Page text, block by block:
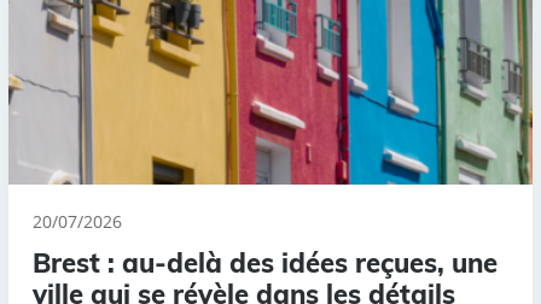
20/07/2026
Brest : au-delà des idées reçues, une
ville qui se révèle dans les détails